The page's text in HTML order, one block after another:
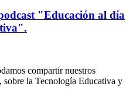
"Educación al día
compartir nuestros
sobre la Tecnología Educativa y